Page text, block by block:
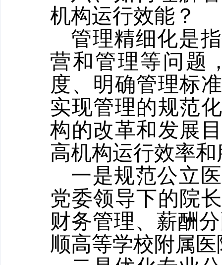
机构运行效能？
管理精细化是
营和管理等问题
度、明确管理标
实现管理的规范
构的改革和发展
高机构运行效率
一是规范公立
党委领导下的院
财务管理、薪酬
顺高等学校附属